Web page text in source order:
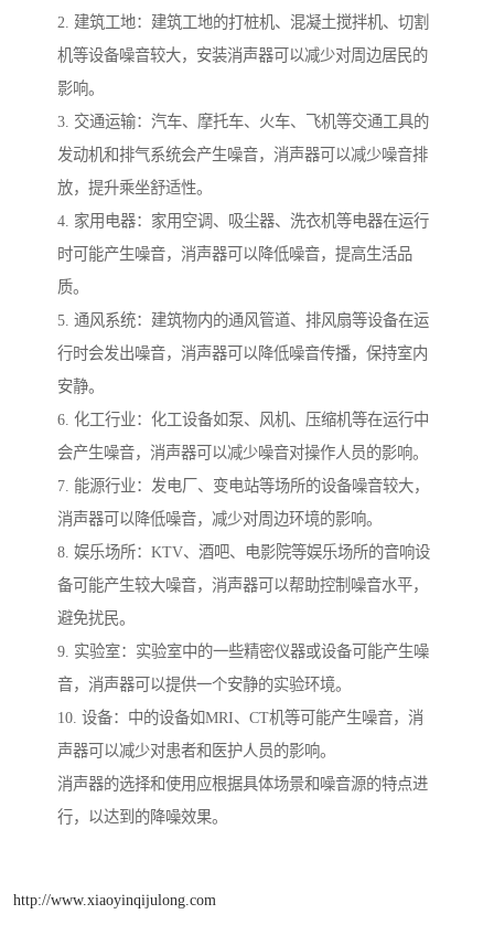
2. 建筑工地：建筑工地的打桩机、混凝土搅拌机、切割
机等设备噪音较大，安装消声器可以减少对周边居民的
影响。
3. 交通运输：汽车、摩托车、火车、飞机等交通工具的
发动机和排气系统会产生噪音，消声器可以减少噪音排
放，提升乘坐舒适性。
4. 家用电器：家用空调、吸尘器、洗衣机等电器在运行
时可能产生噪音，消声器可以降低噪音，提高生活品
质。
5. 通风系统：建筑物内的通风管道、排风扇等设备在运
行时会发出噪音，消声器可以降低噪音传播，保持室内
安静。
6. 化工行业：化工设备如泵、风机、压缩机等在运行中
会产生噪音，消声器可以减少噪音对操作人员的影响。
7. 能源行业：发电厂、变电站等场所的设备噪音较大，
消声器可以降低噪音，减少对周边环境的影响。
8. 娱乐场所：KTV、酒吧、电影院等娱乐场所的音响设
备可能产生较大噪音，消声器可以帮助控制噪音水平，
避免扰民。
9. 实验室：实验室中的一些精密仪器或设备可能产生噪
音，消声器可以提供一个安静的实验环境。
10. 设备：中的设备如MRI、CT机等可能产生噪音，消
声器可以减少对患者和医护人员的影响。
消声器的选择和使用应根据具体场景和噪音源的特点进
行，以达到的降噪效果。
http://www.xiaoyinqijulong.com